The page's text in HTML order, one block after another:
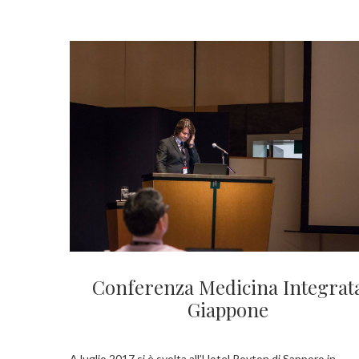
Conferenza Medicina
Giappone